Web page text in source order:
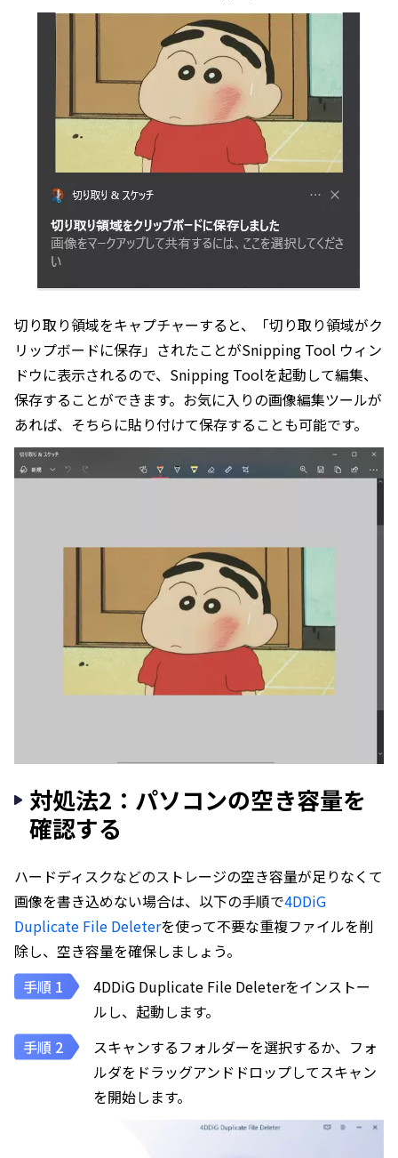
切り取り領域をキャプチャーすると、「切り取り領域がク
リップボードに保存」されたことがSnipping Tool ウィン
ドウに表示されるので、Snipping Toolを起動して編集、
保存することができます。お気に入りの画像編集ツールが
あれば、そちらに貼り付けて保存することも可能です。
対処法2：パソコンの空き容量を
確認する
ハードディスクなどのストレージの空き容量が足りなくて
画像を書き込めない場合は、以下の手順で4DDiG
Duplicate File Deleterを使って不要な重複ファイルを削
除し、空き容量を確保しましょう。
4DDiG Duplicate File Deleterをインストー
ルし、起動します。
スキャンするフォルダーを選択するか、フォ
ルダをドラッグアンドドロップしてスキャン
を開始します。